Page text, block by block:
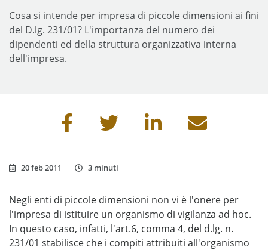
Cosa si intende per impresa di piccole dimensioni ai fini
del D.lg. 231/01? L'importanza del numero dei
dipendenti ed della struttura organizzativa interna
dell'impresa.
Condividi questa pagina
20 feb 2011 3 minuti
Negli enti di piccole dimensioni non vi è l'onere per
l'impresa di istituire un organismo di vigilanza ad hoc.
In questo caso, infatti, l'art.6, comma 4, del d.lg. n.
231/01 stabilisce che i compiti attribuiti all'organismo